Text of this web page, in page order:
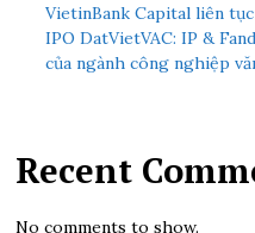
VietinBank Capital liên
IPO DatVietVAC: IP &
của ngành công nghiệp
Recent
No comments to show.